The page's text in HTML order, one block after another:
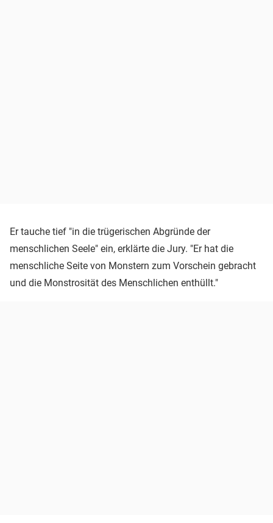
Er tauche tief "in die trügerischen Abgründe der
menschlichen Seele" ein, erklärte die Jury. "Er hat die
menschliche Seite von Monstern zum Vorschein gebracht
und die Monstrosität des Menschlichen enthüllt."